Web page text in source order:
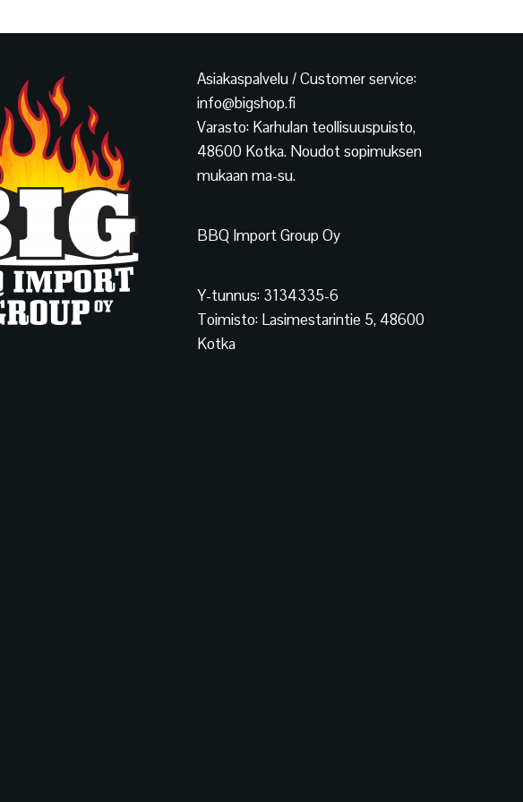
Asiakaspalvelu / Customer service:
info@bigshop.fi
Varasto: Karhulan teollisuuspuisto,
48600 Kotka. Noudot sopimuksen
mukaan ma-su.
BBQ Import Group Oy
Y-tunnus: 3134335-6
Toimisto: Lasimestarintie 5, 48600
Kotka